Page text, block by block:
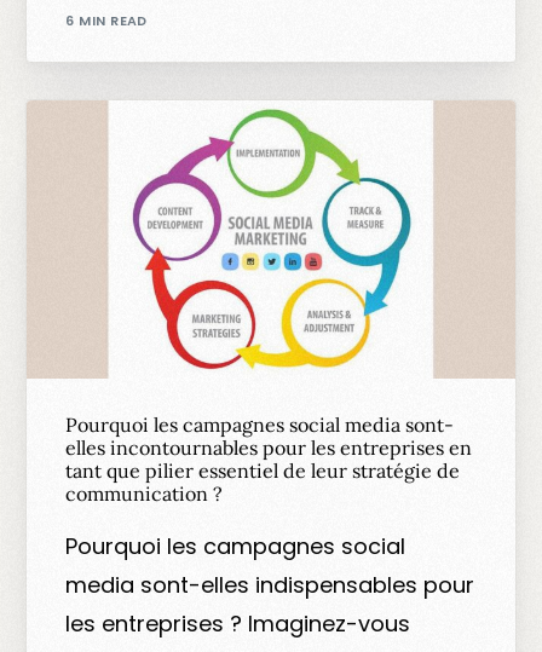
6 MIN READ
Pourquoi les campagnes social media sont-
elles incontournables pour les entreprises en
tant que pilier essentiel de leur stratégie de
communication ?
Pourquoi les campagnes social
media sont-elles indispensables pour
les entreprises ? Imaginez-vous